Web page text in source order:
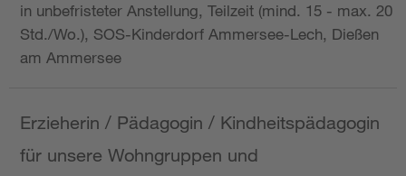
in unbefristeter Anstellung, Teilzeit (mind. 15 - max. 20
Std./Wo.), SOS-Kinderdorf Ammersee-Lech, Dießen
am Ammersee
Erzieherin / Pädagogin / Kindheitspädagogin
für unsere Wohngruppen und